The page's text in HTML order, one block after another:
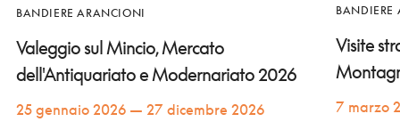
BANDIERE ARANCIONI
Valeggio sul Mincio, Mercato
dell'Antiquariato e Modernariato 2026
25 gennaio 2026 — 27 dicembre 2026
BANDIERE
Visite
7 marzo